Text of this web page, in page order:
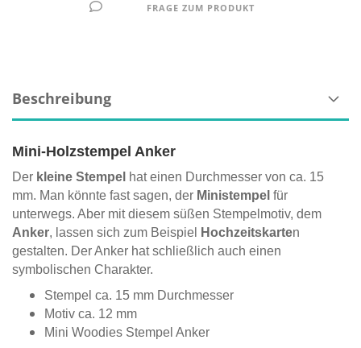
FRAGE ZUM PRODUKT
Beschreibung
Mini-Holzstempel Anker
Der kleine Stempel hat einen Durchmesser von ca. 15
mm. Man könnte fast sagen, der Ministempel für
unterwegs. Aber mit diesem süßen Stempelmotiv, dem
Anker, lassen sich zum Beispiel Hochzeitskarten
gestalten. Der Anker hat schließlich auch einen
symbolischen Charakter.
Stempel ca. 15 mm Durchmesser
Motiv ca. 12 mm
Mini Woodies Stempel Anker